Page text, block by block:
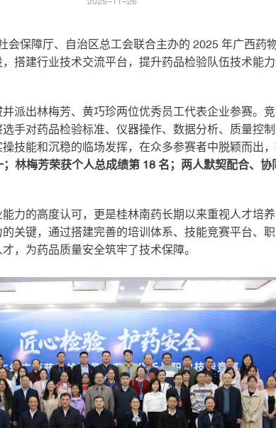
保障厅、自治区总工会联合主办的 2025 年广西药
搭建行业技术交流平台，提升药品检验队伍技术能
派出林梅芳、黄巧珍两位优秀员工代表企业参赛。
手对药品检验标准、仪器操作、数据分析、质量控
技能和沉稳的临场发挥，在众多参赛者中脱颖而出
林梅芳荣获个人总成绩第 18 名；两人默契配合、
力的高度认可，更是桂林南药长期以来重视人才培
关键，通过搭建完善的培训体系、技能竞赛平台、
，为药品质量安全筑牢了技术保障。